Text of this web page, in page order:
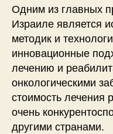
Одним из главных
Израиле является
методик и
инновационные
лечению и
онкологическими
стоимость лечения
очень
другими странами.